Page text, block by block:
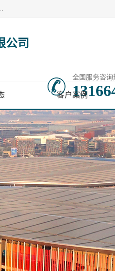
林绿化工程，广告装潢材料，建筑材料，办公用品，工艺礼品日用百货销售。
公司
全国服务咨询
客户案例